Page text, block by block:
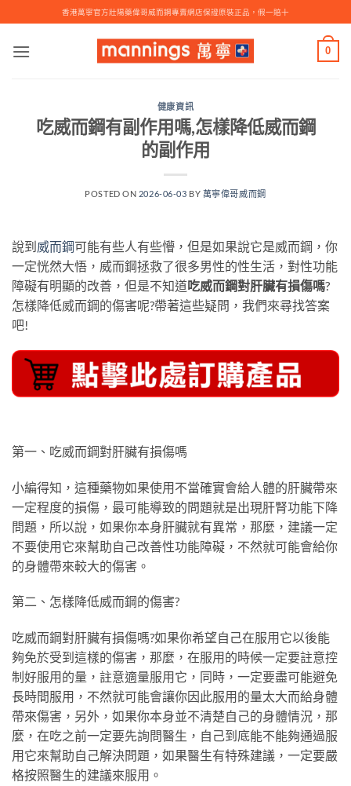
to
content
香港萬寧官方壯陽藥偉哥威而鋼專賣網店保證原裝正品，假一賠十
0
健康資訊
吃威而鋼有副作用嗎,怎樣降低威而鋼
的副作用
POSTED ON 2026-06-03 BY 萬寧偉哥威而鋼
說到威而鋼可能有些人有些懵，但是如果說它是威而鋼，你
一定恍然大悟，威而鋼拯救了很多男性的性生活，對性功能
障礙有明顯的改善，但是不知道吃威而鋼對肝臟有損傷嗎?
怎樣降低威而鋼的傷害呢?帶著這些疑問，我們來尋找答案
吧!
第一、吃威而鋼對肝臟有損傷嗎
小編得知，這種藥物如果使用不當確實會給人體的肝臟帶來
一定程度的損傷，最可能導致的問題就是出現肝腎功能下降
問題，所以說，如果你本身肝臟就有異常，那麼，建議一定
不要使用它來幫助自己改善性功能障礙，不然就可能會給你
的身體帶來較大的傷害。
第二、怎樣降低威而鋼的傷害?
吃威而鋼對肝臟有損傷嗎?如果你希望自己在服用它以後能
夠免於受到這樣的傷害，那麼，在服用的時候一定要註意控
制好服用的量，註意適量服用它，同時，一定要盡可能避免
長時間服用，不然就可能會讓你因此服用的量太大而給身體
帶來傷害，另外，如果你本身並不清楚自己的身體情況，那
麼，在吃之前一定要先詢問醫生，自己到底能不能夠通過服
用它來幫助自己解決問題，如果醫生有特殊建議，一定要嚴
格按照醫生的建議來服用。